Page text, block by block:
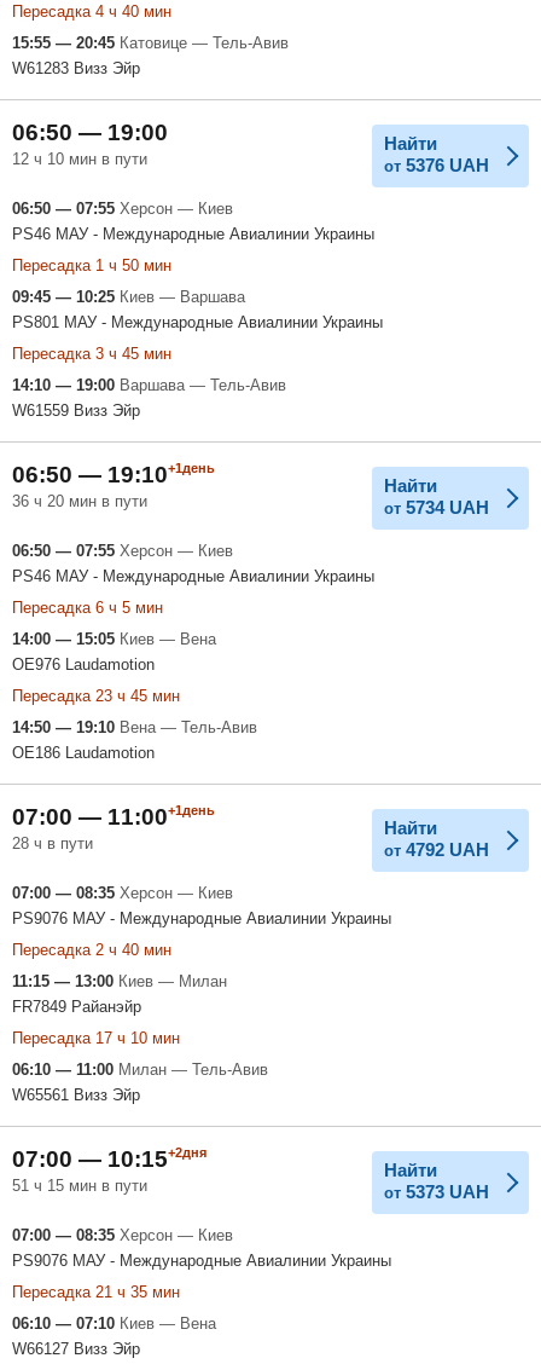
Пересадка 4 ч 40 мин
15:55 — 20:45 Катовице — Тель-Авив
W61283 Визз Эйр
06:50 — 19:00
12 ч 10 мин в пути
Найти
от 5376 UAH
06:50 — 07:55 Херсон — Киев
PS46 МАУ - Международные Авиалинии Украины
Пересадка 1 ч 50 мин
09:45 — 10:25 Киев — Варшава
PS801 МАУ - Международные Авиалинии Украины
Пересадка 3 ч 45 мин
14:10 — 19:00 Варшава — Тель-Авив
W61559 Визз Эйр
06:50 — 19:10+1день
36 ч 20 мин в пути
Найти
от 5734 UAH
06:50 — 07:55 Херсон — Киев
PS46 МАУ - Международные Авиалинии Украины
Пересадка 6 ч 5 мин
14:00 — 15:05 Киев — Вена
OE976 Laudamotion
Пересадка 23 ч 45 мин
14:50 — 19:10 Вена — Тель-Авив
OE186 Laudamotion
07:00 — 11:00+1день
28 ч в пути
Найти
от 4792 UAH
07:00 — 08:35 Херсон — Киев
PS9076 МАУ - Международные Авиалинии Украины
Пересадка 2 ч 40 мин
11:15 — 13:00 Киев — Милан
FR7849 Райанэйр
Пересадка 17 ч 10 мин
06:10 — 11:00 Милан — Тель-Авив
W65561 Визз Эйр
07:00 — 10:15+2дня
51 ч 15 мин в пути
Найти
от 5373 UAH
07:00 — 08:35 Херсон — Киев
PS9076 МАУ - Международные Авиалинии Украины
Пересадка 21 ч 35 мин
06:10 — 07:10 Киев — Вена
W66127 Визз Эйр